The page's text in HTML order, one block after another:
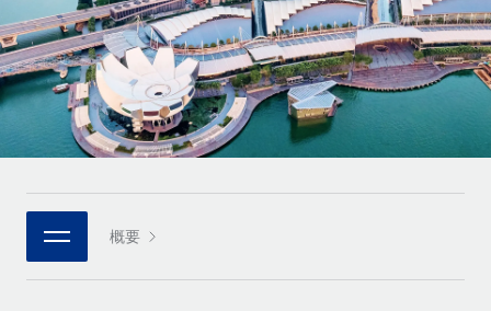
Remote統合
人事機能をワークフローにシームレスに統合する
プラットフォーム
チームのための人事の基本機能を内蔵
接続 新しい
当社のMCPを使用して、あらゆるAIツールをRemoteに接続
統合
基本的なビジネスツールを活用して業務プロセスを効率化す
ミッドマーケット
カスタマイズされた人事ソリューションでチームを拡大する
企業
大企業向けのグローバルHR
パートナーに登録
戦略的テクノロジーパートナー
グローバルな人事機能を柔軟に自社プラットフォームへ統合
リサーチおよびガイド
活用事例
HR用語集
チェックリストおよびテンプレート
職務内容ライブラリ
ウェビナー
イベント
Español
Italiano
Português (Portugal)
日本語
한국어 概要